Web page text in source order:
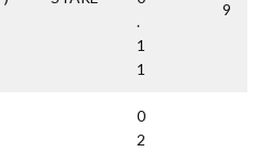
.
1
1
9
0
2